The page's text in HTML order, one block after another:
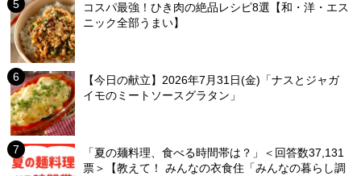
コスパ最強！ひき肉の絶品レシピ8選【和・洋・エス
ニック全部うまい】
【今日の献立】2026年7月31日(金)「ナスとジャガ
イモのミートソースグラタン」
「夏の麺料理、食べる時間帯は？」＜回答数37,131
票＞【教えて！ みんなの衣食住「みんなの暮らし調